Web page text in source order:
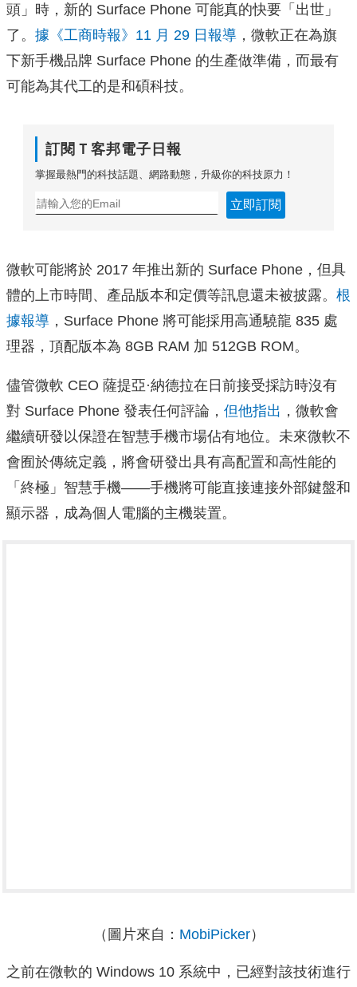
頭」時，新的 Surface Phone 可能真的快要「出世」
了。 據《工商時報》11 月 29 日報導 ，微軟正在為旗
下新手機品牌 Surface Phone 的生產做準備，而最有
可能為其代工的是和碩科技。
訂閱Ｔ客邦電子日報
掌握最熱門的科技話題、網路動態，升級你的科技原力！
立即訂閱
微軟可能將於 2017 年推出新的 Surface Phone，但具
體的上市時間、產品版本和定價等訊息還未被披露。 根
據報導 ，Surface Phone 將可能採用高通驍龍 835 處
理器，頂配版本為 8GB RAM 加 512GB ROM。
儘管微軟 CEO 薩提亞·納德拉在日前接受採訪時沒有
對 Surface Phone 發表任何評論， 但他指出 ，微軟會
繼續研發以保證在智慧手機市場佔有地位。未來微軟不
會囿於傳統定義，將會研發出具有高配置和高性能的
「終極」智慧手機——手機將可能直接連接外部鍵盤和
顯示器，成為個人電腦的主機裝置。
（圖片來自： MobiPicker）
之前在微軟的 Windows 10 系統中，已經對該技術進行